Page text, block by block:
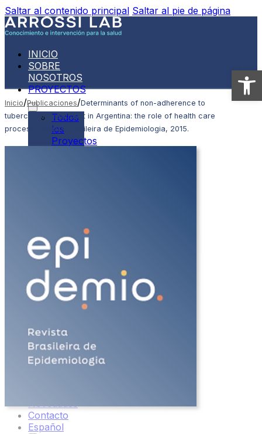
Abrir
Saltar al contenido principal Saltar al pie de página
INICIO
SOBRE
NOSOTROS
PROYECTOS
Todos
los
Proyectos
English
Inicio
Proyectos
Todos los
Proyectos
Novedades
Contacto
Español
Inicio/Publicaciones/Determinants of non-adherence to
tuberculosis treatment in Argentina: the role of health care
process. Revista Brasileira de Epidemiologia, 2015.